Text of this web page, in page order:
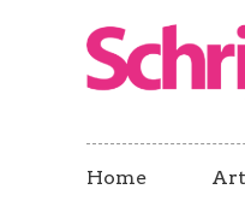
Home